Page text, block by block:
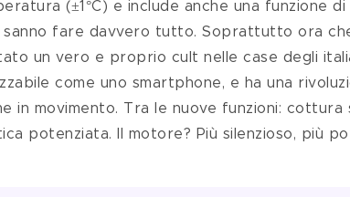
(±1°C) e include anche una funzione di
sanno fare davvero tutto. Soprattutto ora
un vero e proprio cult nelle case degli
come uno smartphone, e ha una
in movimento. Tra le nuove funzioni:
potenziata. Il motore? Più silenzioso, più